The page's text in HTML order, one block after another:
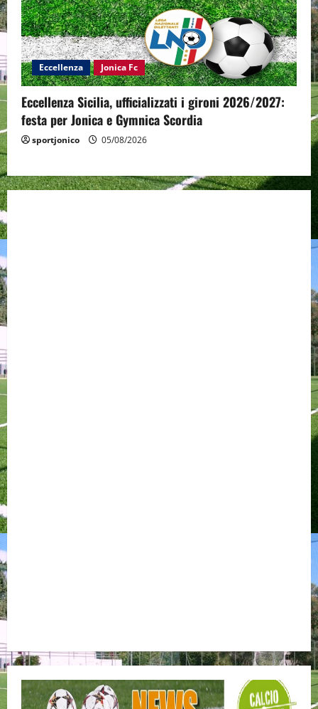
Eccellenza Jonica Fc
Eccellenza Sicilia, ufficializzati i gironi 2026/2027:
festa per Jonica e Gymnica Scordia
sportjonico 05/08/2026